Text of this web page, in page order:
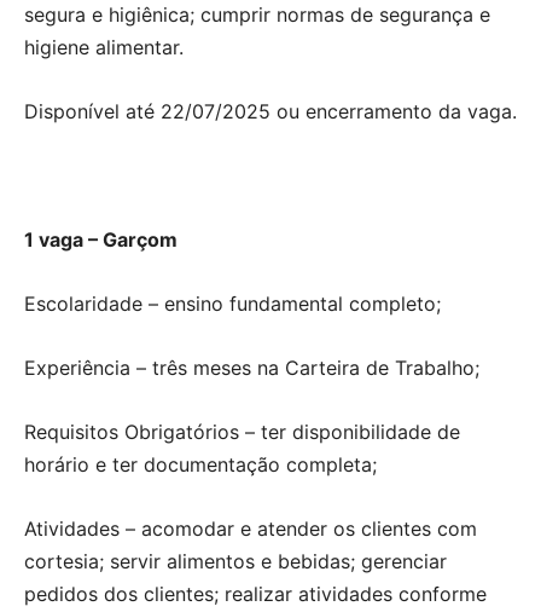
segura e higiênica; cumprir normas de segurança e
higiene alimentar.
Disponível até 22/07/2025 ou encerramento da vaga.
1 vaga – Garçom
Escolaridade – ensino fundamental completo;
Experiência – três meses na Carteira de Trabalho;
Requisitos Obrigatórios – ter disponibilidade de
horário e ter documentação completa;
Atividades – acomodar e atender os clientes com
cortesia; servir alimentos e bebidas; gerenciar
pedidos dos clientes; realizar atividades conforme